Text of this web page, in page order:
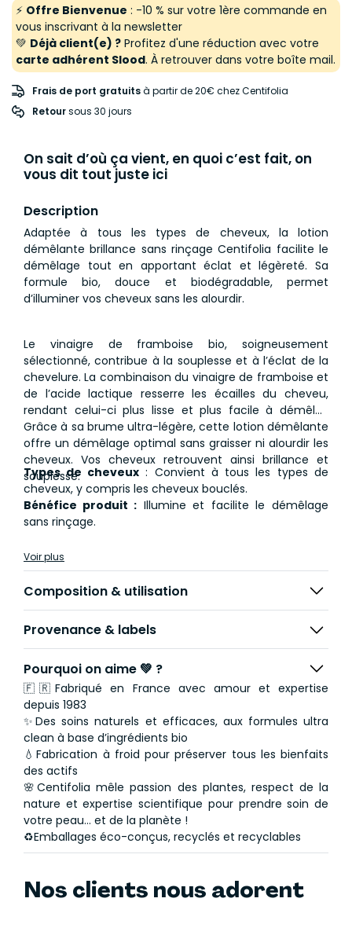
⚡ Offre Bienvenue : -10 % sur votre 1ère commande en
vous inscrivant à la newsletter
💚 Déjà client(e) ? Profitez d'une réduction avec votre
carte adhérent Slood. À retrouver dans votre boîte mail.
Frais de port gratuitsà partir de 20€ chez Centifolia
Retour sous 30 jours
On sait d’où ça vient, en quoi c’est fait, on
vous dit tout juste ici
Description
Adaptée à tous les types de cheveux, la lotion
démêlante brillance sans rinçage Centifolia facilite le
démêlage tout en apportant éclat et légèreté. Sa
formule bio, douce et biodégradable, permet
d’illuminer vos cheveux sans les alourdir.
Le vinaigre de framboise bio, soigneusement
sélectionné, contribue à la souplesse et à l’éclat de la
chevelure. La combinaison du vinaigre de framboise et
de l’acide lactique resserre les écailles du cheveu,
rendant celui-ci plus lisse et plus facile à démêler.
Grâce à sa brume ultra-légère, cette lotion démêlante
offre un démêlage optimal sans graisser ni alourdir les
cheveux. Vos cheveux retrouvent ainsi brillance et
souplesse.
Types de cheveux : Convient à tous les types de
cheveux, y compris les cheveux bouclés.
Bénéfice produit : Illumine et facilite le démêlage
sans rinçage.
Voir plus
Composition & utilisation
Provenance & labels
Pourquoi on aime 💚 ?
🇫🇷Fabriqué en France avec amour et expertise
depuis 1983
✨Des soins naturels et efficaces, aux formules ultra
clean à base d’ingrédients bio
💧Fabrication à froid pour préserver tous les bienfaits
des actifs
🌸Centifolia mêle passion des plantes, respect de la
nature et expertise scientifique pour prendre soin de
votre peau… et de la planète !
♻️Emballages éco-conçus, recyclés et recyclables
Nos clients nous adorent